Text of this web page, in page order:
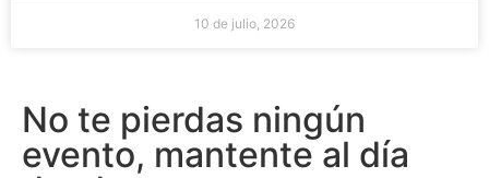
10 de julio, 2026
No te pierdas ningún
evento, mantente al día